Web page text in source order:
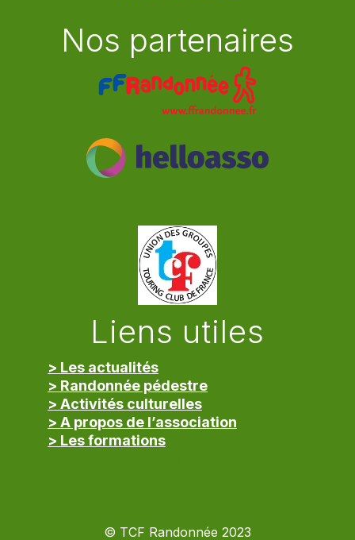
Nos partenaires
Liens utiles
> Les actualités
> Randonnée pédestre
> Activités culturelles
> A propos de l’association
> Les formations
© TCF Randonnée 2023